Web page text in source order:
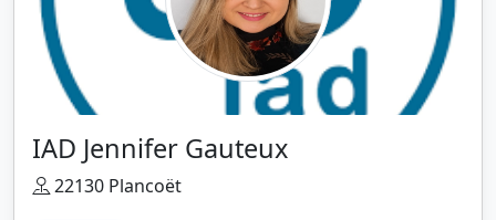
IAD Jennifer Gauteux
22130 Plancoët